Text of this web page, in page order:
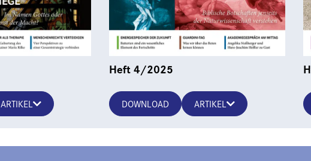
ARTIKEL
Heft 4/2025
DOWNLOAD ARTIKEL